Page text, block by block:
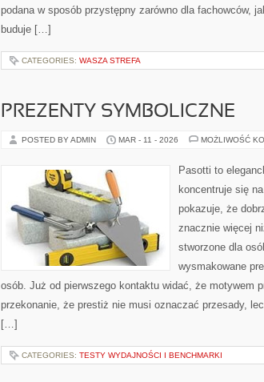
podana w sposób przystępny zarówno dla fachowców,
buduje […]
CATEGORIES: WASZA STREFA
PREZENTY SYMBOLICZNE
POSTED BY ADMIN MAR - 11 - 2026 MOŻLIWOŚĆ
Pasotti to
koncentruje się
pokazuje, że
znacznie więcej
stworzone dla
wysmakowane
osób. Już od pierwszego kontaktu widać, że motywem
przekonanie, że prestiż nie musi oznaczać przesady,
[…]
CATEGORIES: TESTY WYDAJNOŚCI I BENCHMARKI